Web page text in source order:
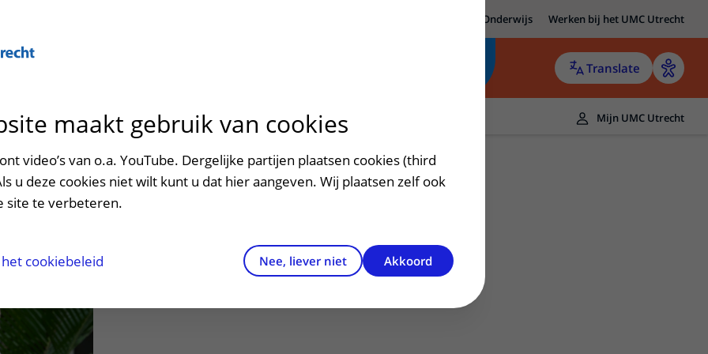
Onderwijs Werken bij het UMC Utrecht
Translate
patiëntportaal
het ziekenhuis
en voorzieningen
en veiligheid
Contact en route
Contactgegevens
Verwijzers
Teleconsult aanvragen
Zorgverlenersportaal
Mijn UMC Utrecht
maakt gebruik van cookies
video’s van o.a. YouTube. Dergelijke partijen plaatsen cookies (third
u deze cookies niet wilt kunt u dat hier aangeven. Wij plaatsen zelf ook
site te verbeteren.
cookiebeleid Nee, liever niet Akkoord